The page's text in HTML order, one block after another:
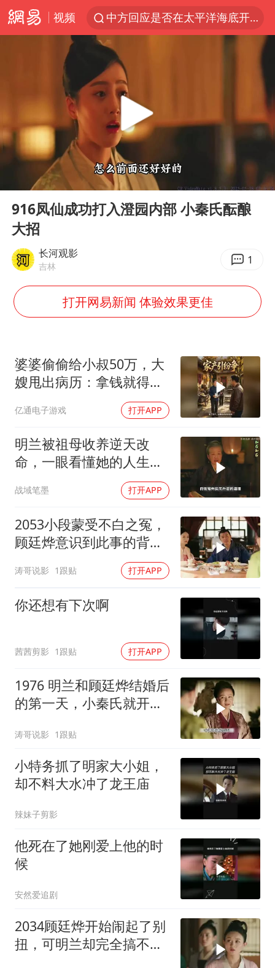
视频
中方回应是否在太平洋海底开采稀土
多地要求领导干部带头休假
今年已有4位周星驰电影配角去世
法国下周开始禁止未经同意的电话营销
CIA被曝已秘密设立古巴工作组
我国编制完成新版全月地质图
U17国足1分钟轰2球
27岁女子成组织卖淫集团主犯被通缉
奋进开新局 实干挑大梁
Play
00:00 03:45
916凤仙成功打入澄园内部 小秦氏酝酿
大招
长河观影
吉林 1
打开网易新闻 体验效果更佳
婆婆偷偷给小叔50万，大
嫂甩出病历：拿钱就得养
亿通电子游戏 打开APP
明兰被祖母收养逆天改
命，一眼看懂她的人生转
战域笔墨 打开APP
2053小段蒙受不白之冤，
顾廷烨意识到此事的背后
涛哥说影 1跟贴 打开APP
你还想有下次啊
茜茜剪影 1跟贴 打开APP
1976 明兰和顾廷烨结婚后
的第一天，小秦氏就开始
涛哥说影 1跟贴
小特务抓了明家大小姐，
却不料大水冲了龙王庙
辣妹子剪影
他死在了她刚爱上他的时
候
安然爱追剧
2034顾廷烨开始闹起了别
扭，可明兰却完全搞不懂